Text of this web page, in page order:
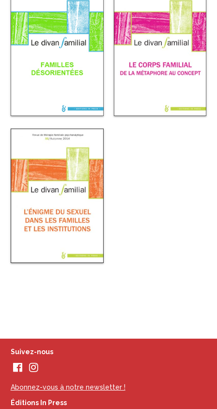
Suivez-nous
Abonnez-vous à notre newsletter !
Éditions In Press